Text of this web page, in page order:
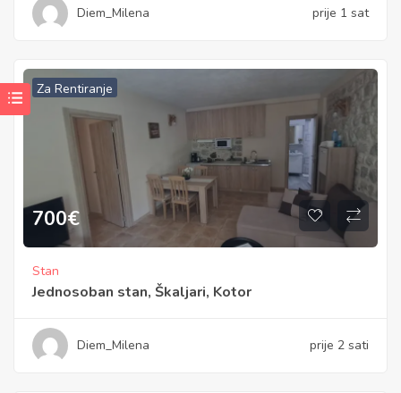
Diem_Milena prije 1 sat
Za Rentiranje
700€
Stan
Jednosoban stan, Škaljari, Kotor
Diem_Milena prije 2 sati